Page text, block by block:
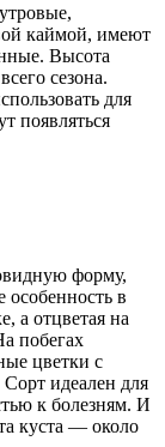
каймой, имеют
Высота
сезона.
для
появляться
форму,
в
а отцветая на
побегах
цветки с
идеален для
к болезням. И
куста — около